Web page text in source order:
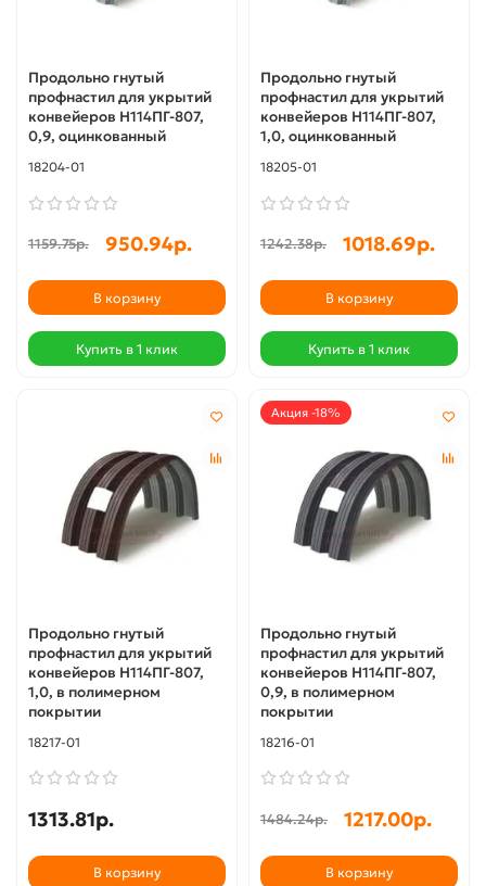
Продольно гнутый
профнастил для укрытий
конвейеров Н114ПГ-807,
0,9, оцинкованный
18204-01
1159.75р. 950.94р.
В корзину
Купить в 1 клик
Продольно гнутый
профнастил для укрытий
конвейеров Н114ПГ-807,
1,0, оцинкованный
18205-01
1242.38р. 1018.69р.
В корзину
Купить в 1 клик
Продольно гнутый
профнастил для укрытий
конвейеров Н114ПГ-807,
1,0, в полимерном
покрытии
18217-01
1313.81р.
В корзину
Акция -18%
Продольно гнутый
профнастил для укрытий
конвейеров Н114ПГ-807,
0,9, в полимерном
покрытии
18216-01
1484.24р. 1217.00р.
В корзину